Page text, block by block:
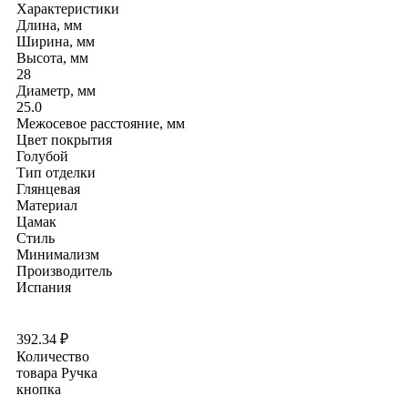
Характеристики
Длина, мм
Ширина, мм
Высота, мм
28
Диаметр, мм
25.0
Межосевое расстояние, мм
Цвет покрытия
Голубой
Тип отделки
Глянцевая
Материал
Цамак
Стиль
Минимализм
Производитель
Испания
392.34 ₽
Количество
товара Ручка
кнопка